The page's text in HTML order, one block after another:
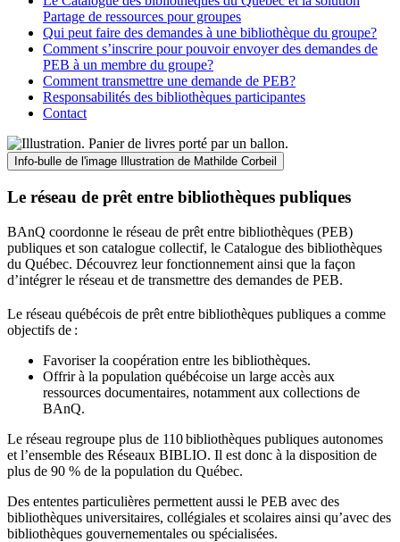
Partage de ressources pour groupes
Qui peut faire des demandes à une bibliothèque du groupe?
Comment s’inscrire pour pouvoir envoyer des demandes de
PEB à un membre du groupe?
Comment transmettre une demande de PEB?
Responsabilités des bibliothèques participantes
Contact
Info-bulle de l'image Illustration de Mathilde Corbeil
Le réseau de prêt entre bibliothèques publiques
BAnQ coordonne le réseau de prêt entre bibliothèques (PEB)
publiques et son catalogue collectif, le Catalogue des bibliothèques
du Québec. Découvrez leur fonctionnement ainsi que la façon
d’intégrer le réseau et de transmettre des demandes de PEB.
Le réseau québécois de prêt entre bibliothèques publiques a comme
objectifs de :
Favoriser la coopération entre les bibliothèques.
Offrir à la population québécoise un large accès aux
ressources documentaires, notamment aux collections de
BAnQ.
Le réseau regroupe plus de 110bibliothèques publiques autonomes
et l’ensemble des Réseaux BIBLIO. Il est donc à la disposition de
plus de 90 % de la population du Québec.
Des ententes particulières permettent aussi le PEB avec des
bibliothèques universitaires, collégiales et scolaires ainsi qu’avec des
bibliothèques gouvernementales ou spécialisées.